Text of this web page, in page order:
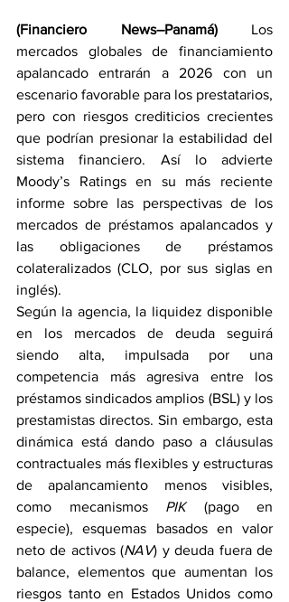
(Financiero News–Panamá) Los
mercados globales de financiamiento
apalancado entrarán a 2026 con un
escenario favorable para los prestatarios,
pero con riesgos crediticios crecientes
que podrían presionar la estabilidad del
sistema financiero. Así lo advierte
Moody’s Ratings en su más reciente
informe sobre las perspectivas de los
mercados de préstamos apalancados y
las obligaciones de préstamos
colateralizados (CLO, por sus siglas en
inglés).
Según la agencia, la liquidez disponible
en los mercados de deuda seguirá
siendo alta, impulsada por una
competencia más agresiva entre los
préstamos sindicados amplios (BSL) y los
prestamistas directos. Sin embargo, esta
dinámica está dando paso a cláusulas
contractuales más flexibles y estructuras
de apalancamiento menos visibles,
como mecanismos PIK (pago en
especie), esquemas basados en valor
neto de activos (NAV) y deuda fuera de
balance, elementos que aumentan los
riesgos tanto en Estados Unidos como